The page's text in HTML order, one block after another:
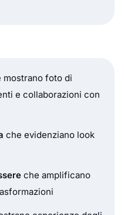
mostrano foto di
e collaborazioni con
che evidenziano look
che amplificano